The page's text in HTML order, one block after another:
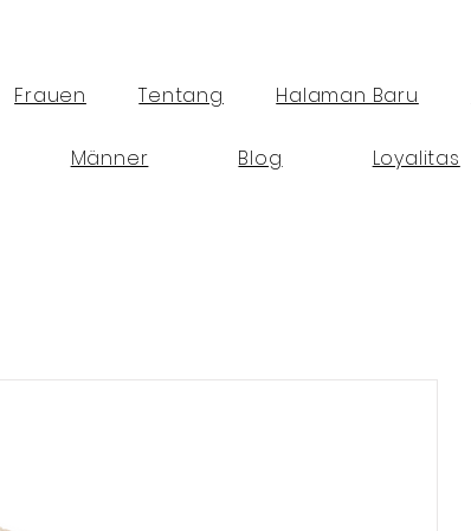
Frauen Tentang Halaman Baru
Männer Blog Loyalitas